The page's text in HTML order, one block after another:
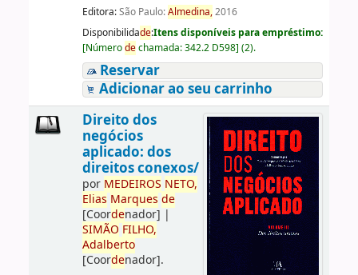
Editora:São Paulo:Almedina,2016
Disponibilidade:Itens disponíveis para empréstimo:
[Númerodechamada:342.2 D598] (2).
Reservar
Adicionar ao seu carrinho
Direito dos
negócios
aplicado: dos
direitos conexos/
por MEDEIROS NETO,
Elias Marques de
[Coordenador] |
SIMÃO FILHO,
Adalberto
[Coordenador].